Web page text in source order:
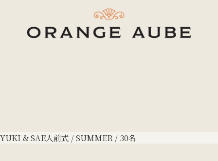
YUKI & SAE人前式 / SUMMER / 30名